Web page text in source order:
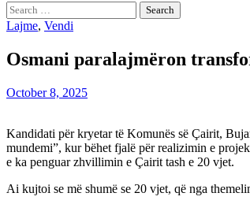
Search
for:
Lajme, Vendi
Osmani paralajmëron
October 8, 2025
Kandidati për kryetar të Komunës së Çairit,
mundemi”, kur bëhet fjalë për realizimin e
e ka penguar zhvillimin e Çairit tash e 20 vjet.
Ai kujtoi se më shumë se 20 vjet, që nga